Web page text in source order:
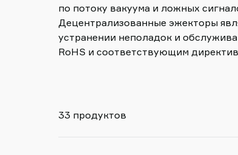
по потоку вакуума и ложных
Децентрализованные эжекторы
устранении неполадок и
RoHS и соответствующим
33 продуктов